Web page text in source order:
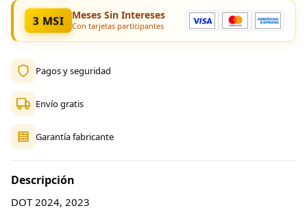
3 MSI Meses Sin Intereses
Con tarjetas participantes
Pagos y seguridad
Envío gratis
Garantía fabricante
Descripción
DOT 2024, 2023